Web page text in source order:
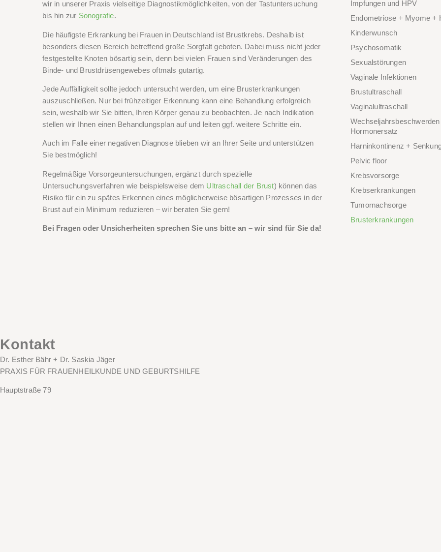
wir in unserer Praxis vielseitige Diagnostikmöglichkeiten, von der Tastuntersuchung
bis hin zur Sonografie.
Die häufigste Erkrankung bei Frauen in Deutschland ist Brustkrebs. Deshalb ist
besonders diesen Bereich betreffend große Sorgfalt geboten. Dabei muss nicht jeder
festgestellte Knoten bösartig sein, denn bei vielen Frauen sind Veränderungen des
Binde- und Brustdrüsengewebes oftmals gutartig.
Jede Auffälligkeit sollte jedoch untersucht werden, um eine Brusterkrankungen
auszuschließen. Nur bei frühzeitiger Erkennung kann eine Behandlung erfolgreich
sein, weshalb wir Sie bitten, Ihren Körper genau zu beobachten. Je nach Indikation
stellen wir Ihnen einen Behandlungsplan auf und leiten ggf. weitere Schritte ein.
Auch im Falle einer negativen Diagnose blieben wir an Ihrer Seite und unterstützen
Sie bestmöglich!
Regelmäßige Vorsorgeuntersuchungen, ergänzt durch spezielle
Untersuchungsverfahren wie beispielsweise dem Ultraschall der Brust) können das
Risiko für ein zu spätes Erkennen eines möglicherweise bösartigen Prozesses in der
Brust auf ein Minimum reduzieren – wir beraten Sie gern!
Bei Fragen oder Unsicherheiten sprechen Sie uns bitte an – wir sind für Sie da!
Impfungen und HPV
Endometriose + Myome +
Kinderwunsch
Psychosomatik
Sexualstörungen
Vaginale Infektionen
Brustultraschall
Vaginalultraschall
Wechseljahrsbeschwerden
Hormonersatz
Harninkontinenz +
Pelvic floor
Krebsvorsorge
Krebserkrankungen
Tumornachsorge
Brusterkrankungen
Kontakt
Dr. Esther Bähr + Dr. Saskia Jäger
PRAXIS FÜR FRAUENHEILKUNDE UND GEBURTSHILFE
Hauptstraße 79